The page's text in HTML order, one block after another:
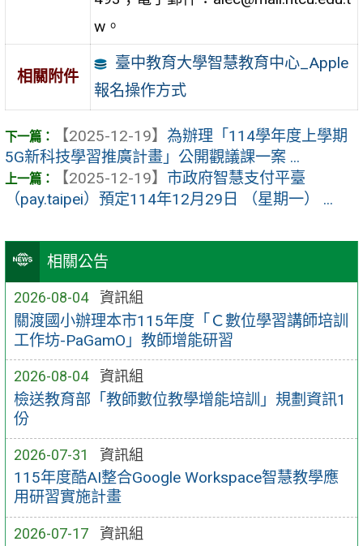
相關公告
2026-08-04 資訊組
關渡國小辦理本市115年度「Ｃ數位學習講師培訓
工作坊-PaGamO」教師增能研習
2026-08-04 資訊組
檢送教育部「教師數位教學增能培訓」規劃資訊1
份
2026-07-31 資訊組
115年度酷AI整合Google Workspace智慧教學應
用研習實施計畫
2026-07-17 資訊組
w。
相關附件
臺中教育大學智慧教育中心_Apple
報名操作方式
【2025-12-19】 為辦理「114學年度上學期
5G新科技學習推廣計畫」公開觀議課一案 ...
【2025-12-19】 市政府智慧支付平臺
（pay.taipei）預定114年12月29日 （星期一） ...